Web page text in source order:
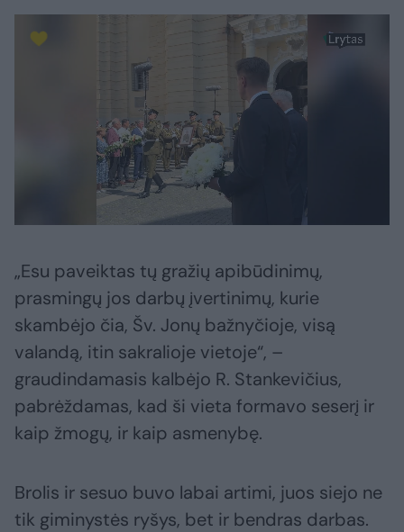
„Esu paveiktas tų gražių apibūdinimų,
prasmingų jos darbų įvertinimų, kurie
skambėjo čia, Šv. Jonų bažnyčioje, visą
valandą, itin sakralioje vietoje“, –
graudindamasis kalbėjo R. Stankevičius,
pabrėždamas, kad ši vieta formavo seserį ir
kaip žmogų, ir kaip asmenybę.
Brolis ir sesuo buvo labai artimi, juos siejo ne
tik giminystės ryšys, bet ir bendras darbas.